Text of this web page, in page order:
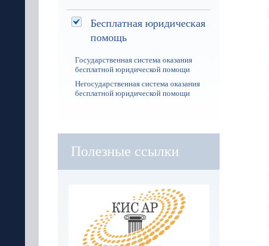
Бесплатная юридическая
помощь
Государственная система оказания
бесплатной юридической помощи
Негосударственная система оказания
бесплатной юридической помощи
Полезные ссылки